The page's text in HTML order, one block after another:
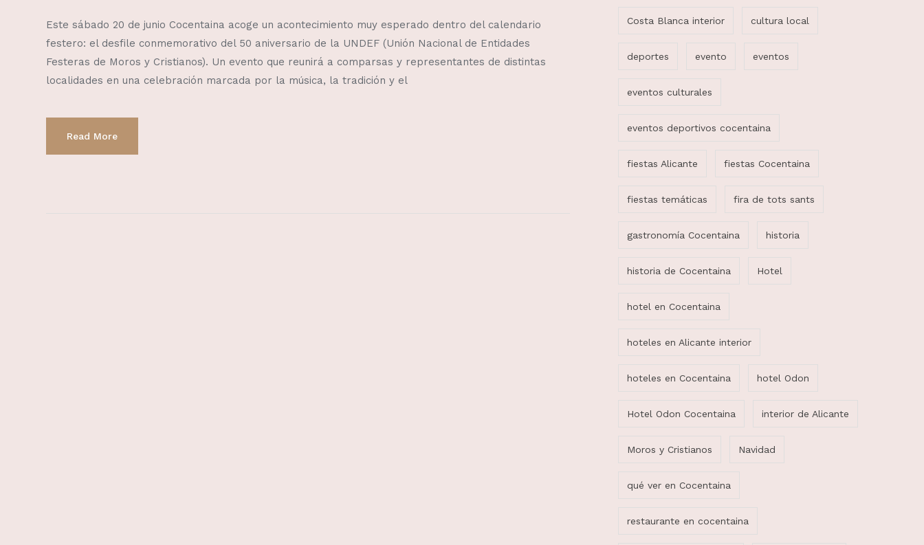
Este sábado 20 de junio Cocentaina acoge un acontecimiento muy esperado dentro del calendario
festero: el desfile conmemorativo del 50 aniversario de la UNDEF (Unión Nacional de Entidades
Festeras de Moros y Cristianos). Un evento que reunirá a comparsas y representantes de distintas
localidades en una celebración marcada por la música, la tradición y el
Read More
Costa Blanca interior cultura local
deportes evento eventos
eventos culturales
eventos deportivos cocentaina
fiestas Alicante fiestas Cocentaina
fiestas temáticas fira de tots sants
gastronomía Cocentaina historia
historia de Cocentaina Hotel
hotel en Cocentaina
hoteles en Alicante interior
hoteles en Cocentaina hotel Odon
Hotel Odon Cocentaina interior de Alicante
Moros y Cristianos Navidad
qué ver en Cocentaina
restaurante en cocentaina